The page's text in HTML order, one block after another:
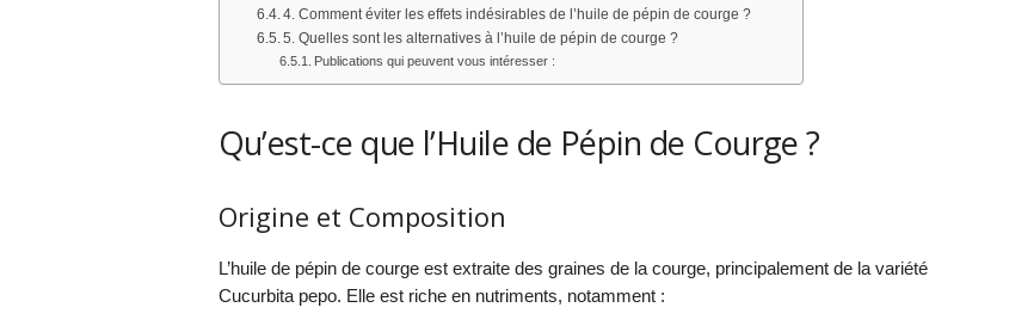
4. Comment éviter les effets indésirables de l’huile de pépin de courge ?
5. Quelles sont les alternatives à l’huile de pépin de courge ?
Publications qui peuvent vous intéresser :
Qu’est-ce que l’Huile de Pépin de Courge ?
Origine et Composition
L’huile de pépin de courge est extraite des graines de la courge, principalement de la variété
Cucurbita pepo. Elle est riche en nutriments, notamment :